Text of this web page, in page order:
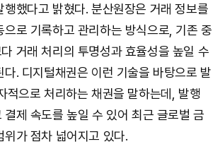
행했다고 밝혔다. 분산원장은 거래 정보를
으로 기록하고 관리하는 방식으로, 기존 중
거래 처리의 투명성과 효율성을 높일 수
다. 디지털채권은 이런 기술을 바탕으로 발
적으로 처리하는 채권을 말하는데, 발행
결제 속도를 높일 수 있어 최근 글로벌 금
위가 점차 넓어지고 있다.